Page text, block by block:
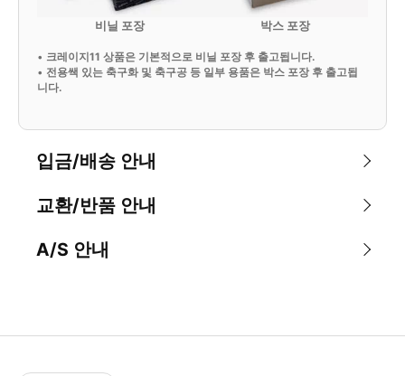
비닐 포장 박스 포장
• 크레이지11 상품은 기본적으로 비닐 포장 후 출고됩니다.
• 전용쌕 있는 축구화 및 축구공 등 일부 용품은 박스 포장 후 출고됩
니다.
입금/배송 안내
교환/반품 안내
A/S 안내